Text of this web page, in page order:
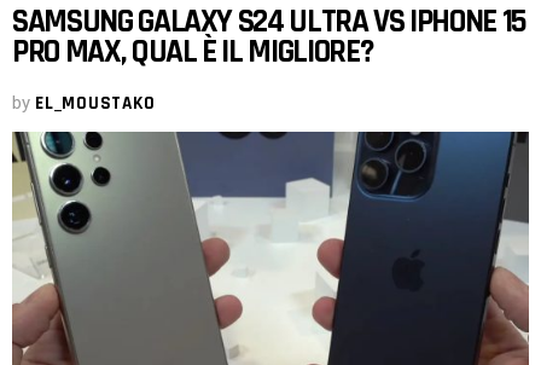
SAMSUNG GALAXY S24 ULTRA VS IPHONE 15
PRO MAX, QUAL È IL MIGLIORE?
by EL_MOUSTAKO